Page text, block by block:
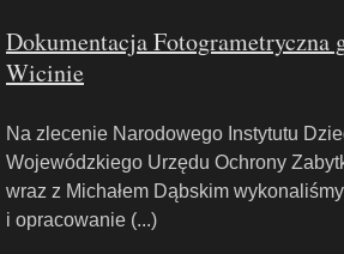
Dokumentacja Fotogrametryczna
Wicinie
Na zlecenie Narodowego Instytutu
Wojewódzkiego Urzędu Ochrony
wraz z Michałem Dąbskim
i opracowanie (...)